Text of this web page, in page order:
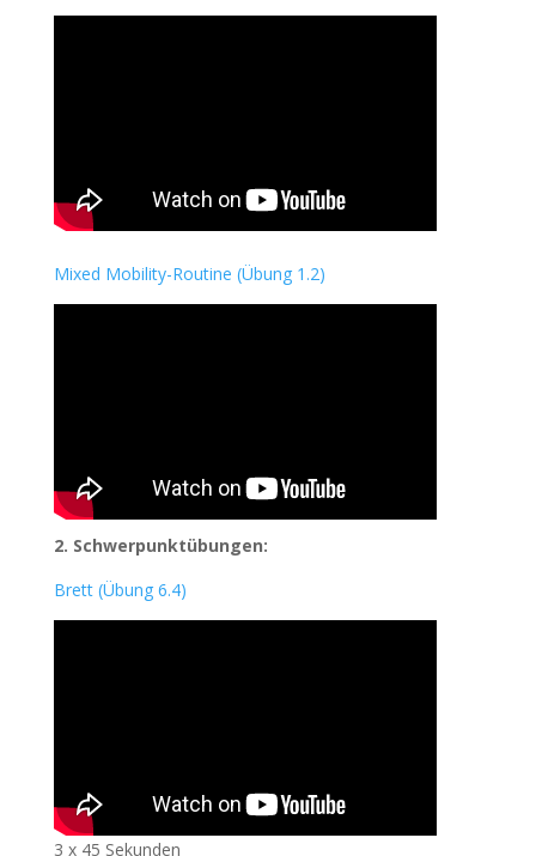
Mixed Mobility-Routine (Übung 1.2)
2. Schwerpunktübungen:
Brett (Übung 6.4)
3 x 45 Sekunden